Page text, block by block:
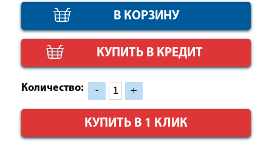
КУПИТЬ В КРЕДИТ
Количество: - +
КУПИТЬ В 1 КЛИК